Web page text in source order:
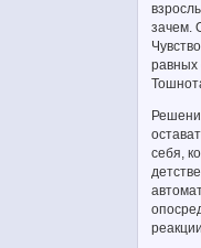
зачем.
равных
себя,